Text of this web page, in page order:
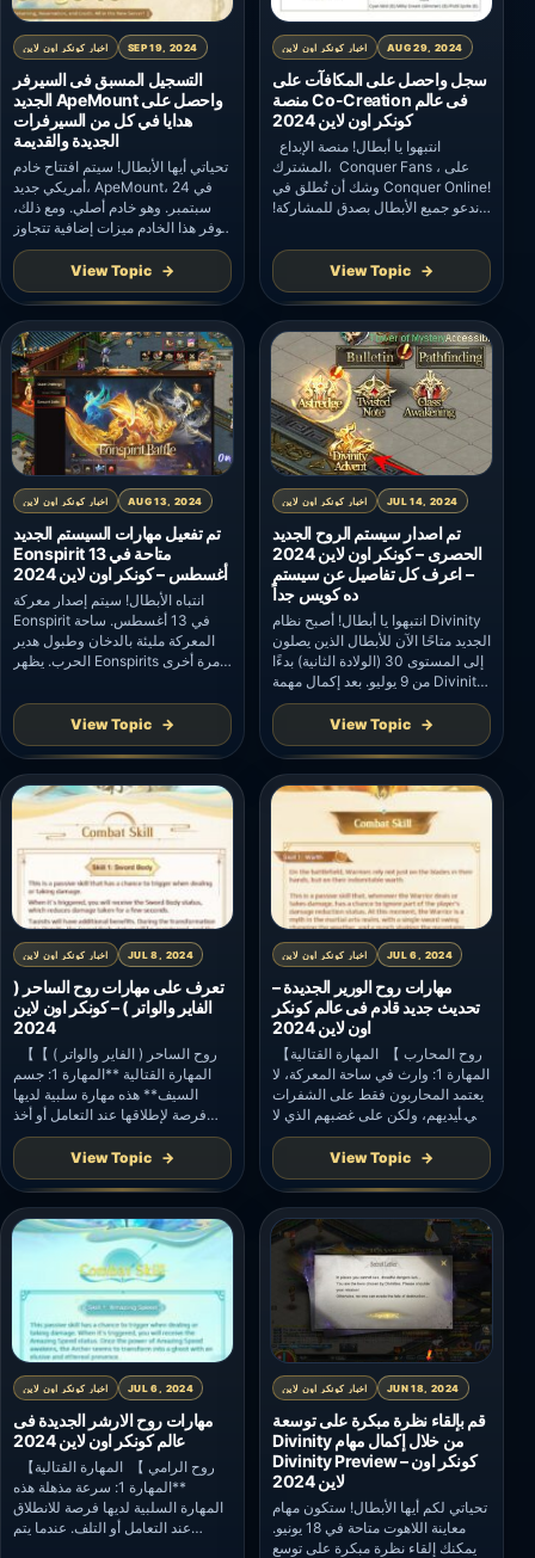
اخبار كونكر اون لاين SEP 19, 2024
التسجيل المسبق فى السيرفر
الجديد ApeMount واحصل على
هدايا في كل من السيرفرات
الجديدة والقديمة
تحياتي أيها الأبطال! سيتم افتتاح خادم
أمريكي جديد، ApeMount، في 24
سبتمبر. وهو خادم أصلي. ومع ذلك،
يوفر هذا الخادم ميزات إضافية تتجاوز
الخادم الأصلي النموذجي. سيتم إصدار
معلومات مفصلة في وقت لاحق،
يرجى البقاء على اتصال. ويبدأ حجز
الخادم الجديد في 18 سبتمبر. جدول
الحدث: فترة الحجز: 0:00، 18
سبتمبر 2024 – 23:59، 23 […]
View Topic
اخبار كونكر اون لاين AUG 29, 2024
سجل واحصل على المكافآت على
منصة Co-Creation فى عالم
كونكر اون لاين 2024
المشترك، Conquer Fans ، على
وشك أن تُطلق في Conquer Online!
ندعو جميع الأبطال بصدق للمشاركة!
[Conquer Online] وتدمج جميع
مجتمعات الألعاب التي تديرها بنفسها
في هذه الملكية الفكرية. تتضمن منصة
Co-Creation نظامًا كاملاً لتبادل
مكافآت المهام، وبرنامجًا لحوافز
المبدعين، ومنتديات مجانية وشاملة
للمستخدمين. يمكنك مقابلة […]
View Topic
اخبار كونكر اون لاين AUG 13, 2024
تم تفعيل مهارات السيستم الجديد
Eonspirit متاحة في 13
أغسطس – كونكر اون لاين 2024
انتباه الأبطال! سيتم إصدار معركة
Eonspirit في 13 أغسطس. ساحة
المعركة مليئة بالدخان وطبول هدير
الحرب. يظهر Eonspirits مرة أخرى
المتطلبات: تنشيط Eonspirits انقر
فوقحدث – تحدي – معركة
روحية لدخول واجهة معركة Eonspirit.
تفاصيل: 1. خلفية ساحة المعركة
القديمة موجودة منذ ملايين السنين.
خلال العصور القديمة ، انخرطت
Eonspirits في معركة شرسة مع […]
View Topic
اخبار كونكر اون لاين JUL 14, 2024
تم اصدار سيستم الروح الجديد
الحصرى – كونكر اون لاين 2024
– اعرف كل تفاصيل عن سيستم
ده كويس جداً
انتبهوا يا أبطال! أصبح نظام Divinity
الجديد متاحًا الآن للأبطال الذين يصلون
إلى المستوى 30 (الولادة الثانية) بدءًا
من 9 يوليو. بعد إكمال مهمة Divinity
Preview، يمكنك قبول مهمة فتح
Divinity of Warrior. انقر فوق
زر Divinity Advent لبدء
المهمة. بعد إكمال مهمة الفتح،
ستحصل على Divinity of Warrior.
ملاحظة: سيتم تطبيق التحديثات داخل
View Topic
اخبار كونكر اون لاين JUL 8, 2024
تعرف على مهارات روح الساحر (
الفاير والواتر ) – كونكر اون لاين
2024
【روح الساحر ( الفاير والواتر ) 】
المهارة القتالية **المهارة 1: جسم
السيف** هذه مهارة سلبية لديها
فرصة لإطلاقها عند التعامل أو أخذ
الضرر. عندما يتم تشغيله، ستحصل
على حالة جسم السيف، مما يقلل من
الضرر الذي يستغرق لبضع ثوان.
سيكون للطاويين فوائد إضافية. أثناء
التحول إلى ديفينتي، سيتم الحفاظ
على حالة هيئة السيف، وسيتم […]
View Topic
اخبار كونكر اون لاين JUL 6, 2024
مهارات روح الورير الجديدة –
تحديث جديد قادم فى عالم كونكر
اون لاين 2024
【روح المحارب 】 المهارة القتالية
المهارة 1: وارث في ساحة المعركة، لا
يعتمد المحاربون فقط على الشفرات
في أيديهم، ولكن على غضبهم الذي لا
يقهر. هذه المهارة السلبية تمنح
واريورز فرصة لتجاهل جزء من حالة
تقليل الضرر للاعب كلما تعاملوا أو
تضرروا. في هذه اللحظات، يصبح
المحارب أسطورة، مع أرجوحة سيف
واحد تغير الطقس، ولكمة […]
View Topic
اخبار كونكر اون لاين JUL 6, 2024
مهارات روح الارشر الجديدة فى
عالم كونكر اون لاين 2024
【روح الرامي 】 المهارة القتالية
**المهارة 1: سرعة مذهلة هذه
المهارة السلبية لديها فرصة للانطلاق
عند التعامل أو التلف. عندما يتم
اخبار كونكر اون لاين JUN 18, 2024
قم بإلقاء نظرة مبكرة على توسعة
Divinity من خلال إكمال مهام
Divinity Preview – كونكر اون
لاين 2024
تحياتي لكم أيها الأبطال! ستكون مهام
معاينة اللاهوت متاحة في 18 يونيو.
يمكنك إلقاء نظرة مبكرة على توسع